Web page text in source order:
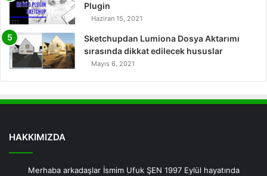
Plugin
Haziran 15, 2021
Sketchupdan Lumiona Dosya Aktarımı
sırasında dikkat edilecek hususlar
Mayıs 6, 2021
HAKKIMIZDA
Merhaba arkadaşlar İsmim Ufuk ŞEN 1997 Eylül hayatında